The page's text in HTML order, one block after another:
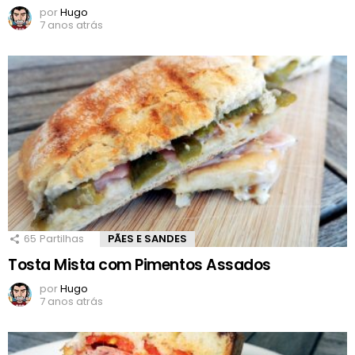
porHugo
7 anos atrás
65 Partilhas PÃES E SANDES
Tosta Mista com Pimentos Assados
porHugo
7 anos atrás